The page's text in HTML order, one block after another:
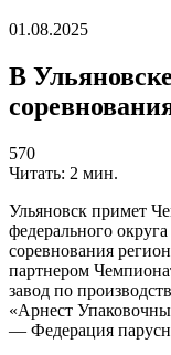
01.08.2025
В
570
Читать: 2 мин.
Ульяновск примет
федерального
соревнования
партнером
завод по
«Арнест
— Федерация